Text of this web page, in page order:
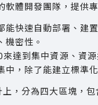
體開發團隊，提供
能快速自動部署、建
機密性。
達到集中資源、資
中，除了能建立標準
，分為四大區塊，